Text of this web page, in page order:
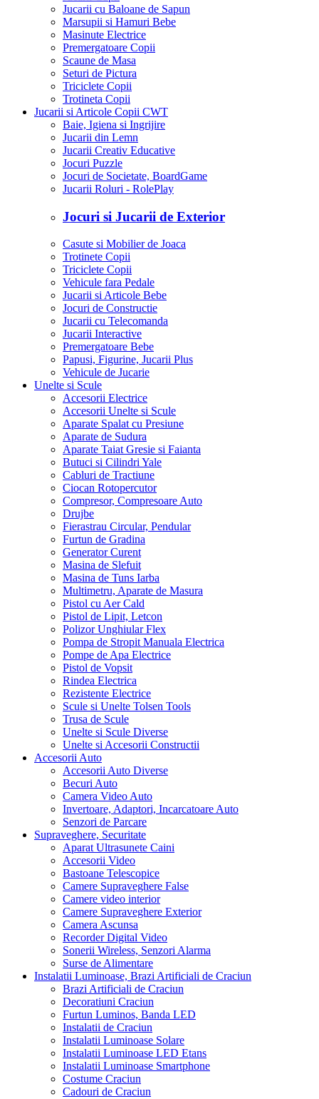
Jucarii cu Baloane de Sapun
Marsupii si Hamuri Bebe
Masinute Electrice
Premergatoare Copii
Scaune de Masa
Seturi de Pictura
Triciclete Copii
Trotineta Copii
Jucarii si Articole Copii CWT
Baie, Igiena si Ingrijire
Jucarii din Lemn
Jucarii Creativ Educative
Jocuri Puzzle
Jocuri de Societate, BoardGame
Jucarii Roluri - RolePlay
Jocuri si Jucarii de Exterior
Casute si Mobilier de Joaca
Trotinete Copii
Triciclete Copii
Vehicule fara Pedale
Jucarii si Articole Bebe
Jocuri de Constructie
Jucarii cu Telecomanda
Jucarii Interactive
Premergatoare Bebe
Papusi, Figurine, Jucarii Plus
Vehicule de Jucarie
Unelte si Scule
Accesorii Electrice
Accesorii Unelte si Scule
Aparate Spalat cu Presiune
Aparate de Sudura
Aparate Taiat Gresie si Faianta
Butuci si Cilindri Yale
Cabluri de Tractiune
Ciocan Rotopercutor
Compresor, Compresoare Auto
Drujbe
Fierastrau Circular, Pendular
Furtun de Gradina
Generator Curent
Masina de Slefuit
Masina de Tuns Iarba
Multimetru, Aparate de Masura
Pistol cu Aer Cald
Pistol de Lipit, Letcon
Polizor Unghiular Flex
Pompa de Stropit Manuala Electrica
Pompe de Apa Electrice
Pistol de Vopsit
Rindea Electrica
Rezistente Electrice
Scule si Unelte Tolsen Tools
Trusa de Scule
Unelte si Scule Diverse
Unelte si Accesorii Constructii
Accesorii Auto
Accesorii Auto Diverse
Becuri Auto
Camera Video Auto
Invertoare, Adaptori, Incarcatoare Auto
Senzori de Parcare
Supraveghere, Securitate
Aparat Ultrasunete Caini
Accesorii Video
Bastoane Telescopice
Camere Supraveghere False
Camere video interior
Camere Supraveghere Exterior
Camera Ascunsa
Recorder Digital Video
Sonerii Wireless, Senzori Alarma
Surse de Alimentare
Instalatii Luminoase, Brazi Artificiali de Craciun
Brazi Artificiali de Craciun
Decoratiuni Craciun
Furtun Luminos, Banda LED
Instalatii de Craciun
Instalatii Luminoase Solare
Instalatii Luminoase LED Etans
Instalatii Luminoase Smartphone
Costume Craciun
Cadouri de Craciun